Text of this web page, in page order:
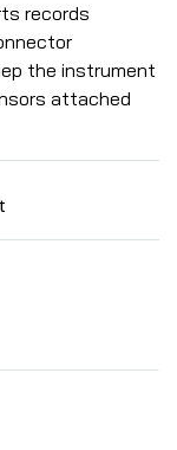
records
the instrument
attached